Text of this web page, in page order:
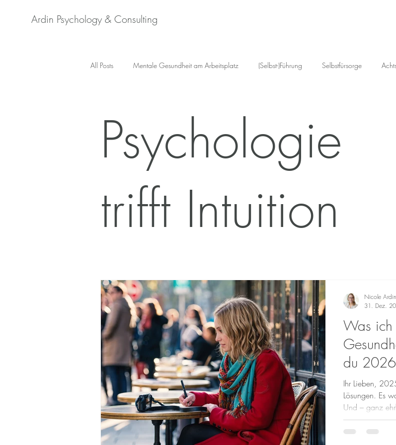
Ardin Psychology & Consulting
All Posts Mentale Gesundheit am Arbeitsplatz (Selbst-)Führung Selbstfürsorge
New Work Diversität & Inklusion Beziehungen Mentale Gesundheit Schweiz
Psychische Gesundheit und Stigma
Psychologie
trifft Intuition
Was
du 2026
kannst
Ihr Lieben,
Lösungen. Es
Und – ganz
mentale
möchte diesen
Nicole Ardin
31. Dez.